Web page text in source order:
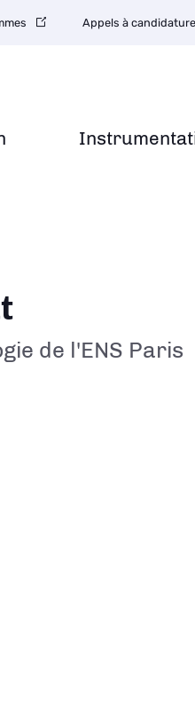
Appels à candidature
de l'ENS Paris